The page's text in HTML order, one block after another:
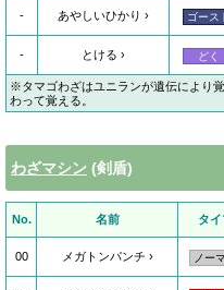
- あやしいひかり ゴース
- とける どく
※タマゴわざはユニランが遺伝により
わって覚える。
わざマシン (剣盾)
No. 名前 タイ
00 メガトンパンチ ノー